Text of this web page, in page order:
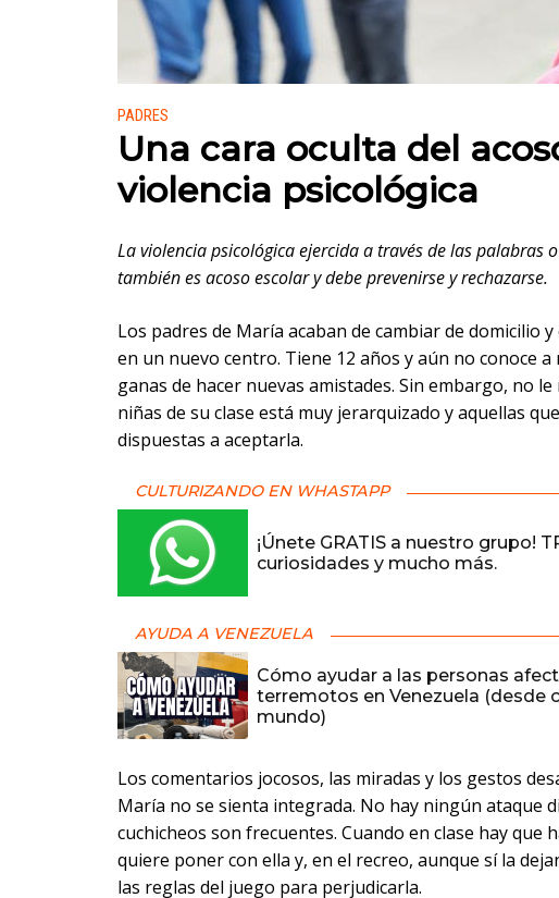
Publicado en:
PADRES
Una cara oculta del
violencia psicológica
La violencia psicológica ejercida a través de las palabras
también es acoso escolar y debe prevenirse y rechazarse.
Los padres de María acaban de cambiar de domicilio
en un nuevo centro. Tiene 12 años y aún no conoce a
ganas de hacer nuevas amistades. Sin embargo, no
niñas de su clase está muy jerarquizado y aquellas
dispuestas a aceptarla.
CULTURIZANDO EN WHASTAPP
¡Únete GRATIS a nuestro grupo!
curiosidades y mucho más.
AYUDA A VENEZUELA
Cómo ayudar a las personas
terremotos en Venezuela (desde
mundo)
Los comentarios jocosos, las miradas y los gestos
María no se sienta integrada. No hay ningún ataque
cuchicheos son frecuentes. Cuando en clase hay que
quiere poner con ella y, en el recreo, aunque sí la
las reglas del juego para perjudicarla.